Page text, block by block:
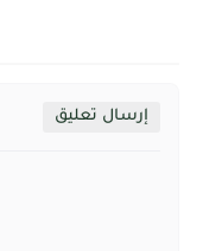
إرسال تعليق